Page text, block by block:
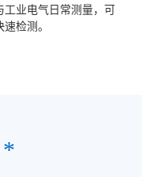
业电气日常测量，可
检测。
*